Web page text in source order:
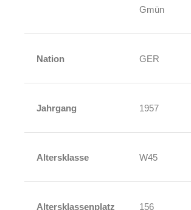
Gmün
Nation GER
Jahrgang 1957
Altersklasse W45
Altersklassenplatz 156